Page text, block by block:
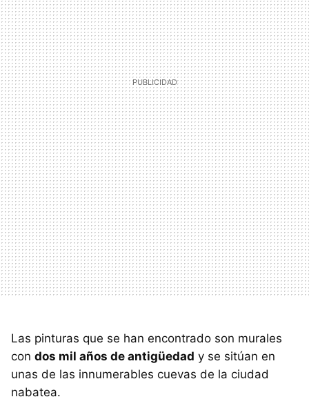
Las pinturas que se han encontrado son murales
con dos mil años de antigüedad y se sitúan en
unas de las innumerables cuevas de la ciudad
nabatea.